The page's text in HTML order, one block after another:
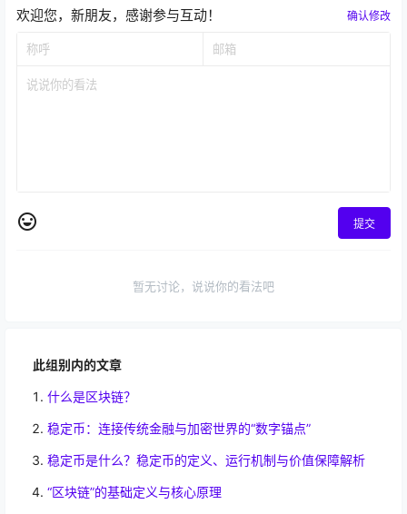
此组别内的文章
什么是区块链？
稳定币：连接传统金融与加密世界的“数字锚点”
稳定币是什么？稳定币的定义、运行机制与价值保障解析
“区块链”的基础定义与核心原理
欢迎您，新朋友，感谢参与互动！ 确认修改
提交
暂无讨论，说说你的看法吧